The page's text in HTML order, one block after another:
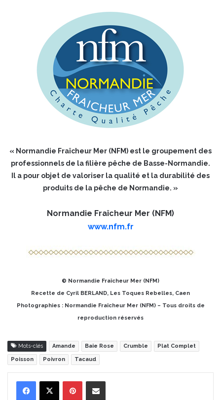
« Normandie Fraîcheur Mer (NFM) est le groupement des
professionnels de la filière pêche de Basse-Normandie.
Il a pour objet de valoriser la qualité et la durabilité des
produits de la pêche de Normandie. »
Normandie Fraîcheur Mer (NFM)
www.nfm.fr
© Normandie Fraîcheur Mer (NFM)
Recette de Cyril BERLAND, Les Toques Rebelles, Caen
Photographies : Normandie Fraîcheur Mer (NFM) – Tous droits de
reproduction réservés
Mots-clés Amande Baie Rose Crumble Plat Complet
Poisson Poivron Tacaud